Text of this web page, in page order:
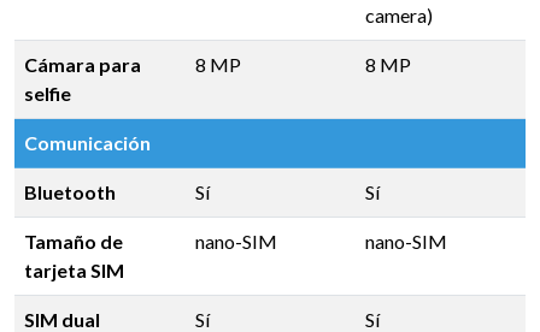
camera)
Cámara para
selfie
8 MP 8 MP
Comunicación
Bluetooth Sí Sí
Tamaño de
tarjeta SIM
nano-SIM nano-SIM
SIM dual Sí Sí